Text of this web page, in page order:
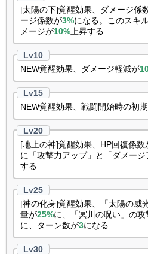
[太陽の下]覚醒効果、ダメージ係
ージ係数が3%になる。このスキ
メージが10% 上昇する
NEW覚醒効果、ダメージ軽減が
NEW覚醒効果、戦闘開始時の初
[地上の神]覚醒効果、HP回復係数
に「攻撃力アップ」と「ダメージ
する
[神の化身]覚醒効果、「太陽の威
量が25%に、「冥川の呪い」の
に、ターン数が3になる